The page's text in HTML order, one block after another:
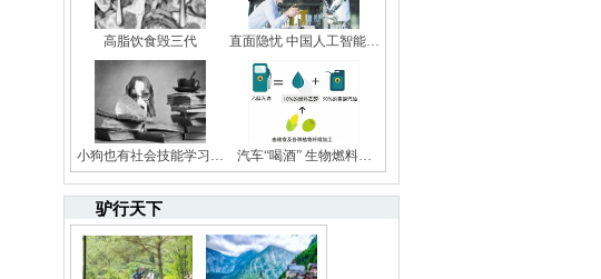
高脂饮食毁三代 直面隐忧 中国人工智能…
小狗也有社会技能学习… 汽车“喝酒” 生物燃料…
驴行天下